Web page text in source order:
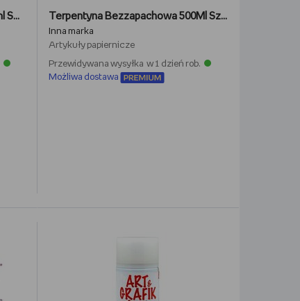
Terpentyna bezzapachowa 150ml SZMAL Terpentyna Bezzapachowa 500Ml Szmal
Inna marka
Artykuły papiernicze
Przewidywana wysyłka w 1 dzień rob.
Możliwa dostawa